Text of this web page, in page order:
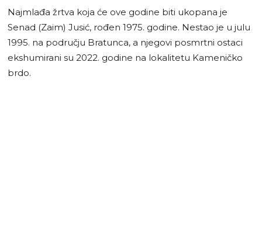
Najmlađa žrtva koja će ove godine biti ukopana je
Senad (Zaim) Jusić, rođen 1975. godine. Nestao je u julu
1995. na području Bratunca, a njegovi posmrtni ostaci
ekshumirani su 2022. godine na lokalitetu Kameničko
brdo.